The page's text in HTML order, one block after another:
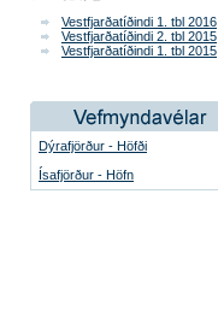
Vestfjarðatíðindi 1. tbl 2016
Vestfjarðatíðindi 2. tbl 2015
Vestfjarðatíðindi 1. tbl 2015
Dýrafjörður - Höfði
Ísafjörður - Höfn